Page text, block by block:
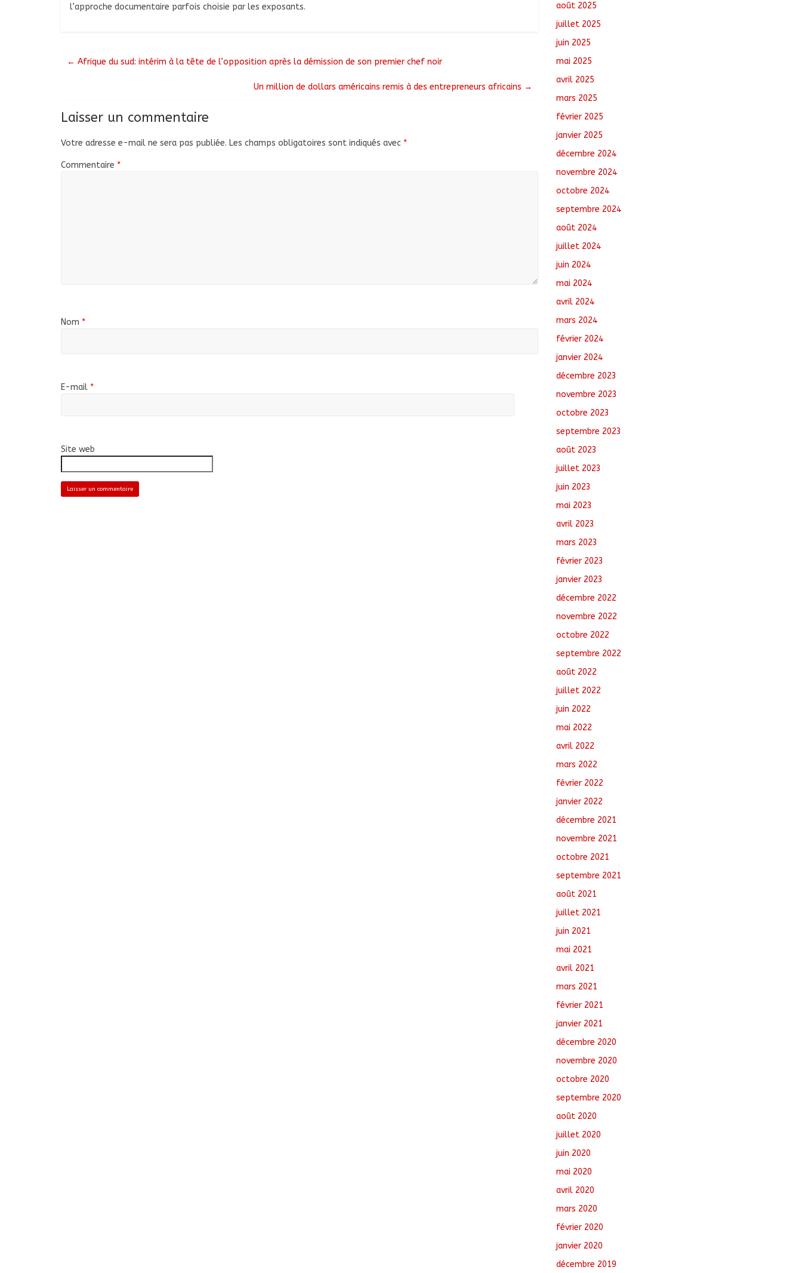
l’approche documentaire parfois choisie par les exposants.
← Afrique du sud: intérim à la tête de l’opposition après la démission de son premier chef noir
Un million de dollars américains remis à des entrepreneurs africains →
Laisser un commentaire
Votre adresse e-mail ne sera pas publiée. Les champs obligatoires sont indiqués avec *
Commentaire *
Nom *
E-mail *
Site web
Khidmè »
août 2025
juillet 2025
juin 2025
mai 2025
avril 2025
mars 2025
février 2025
janvier 2025
décembre 2024
novembre 2024
octobre 2024
septembre 2024
août 2024
juillet 2024
juin 2024
mai 2024
avril 2024
mars 2024
février 2024
janvier 2024
décembre 2023
novembre 2023
octobre 2023
septembre 2023
août 2023
juillet 2023
juin 2023
mai 2023
avril 2023
mars 2023
février 2023
janvier 2023
décembre 2022
novembre 2022
octobre 2022
septembre 2022
août 2022
juillet 2022
juin 2022
mai 2022
avril 2022
mars 2022
février 2022
janvier 2022
décembre 2021
novembre 2021
octobre 2021
septembre 2021
août 2021
juillet 2021
juin 2021
mai 2021
avril 2021
mars 2021
février 2021
janvier 2021
décembre 2020
novembre 2020
octobre 2020
septembre 2020
août 2020
juillet 2020
juin 2020
mai 2020
avril 2020
mars 2020
février 2020
janvier 2020
décembre 2019